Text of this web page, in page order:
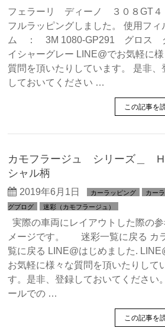
フェラーリ ディーノ ３０８GT
フルラッピングしました。 使用フィ
ム ： 3M 1080-GP291 グロス
イシャーグレー LINE@でお気軽に
質問を頂いたりしています。 是非、
しておいてください …
この記事を
カモフラージュ シリーズ＿
シャル柄
2019年6月1日 カーラッピング
カー
グブログ
迷彩（カモフラージュ）
実際の車両にレイアウトした際の参
メージです。 迷彩一覧に戻る カ
覧に戻る LINE@はじめました.
お気軽に様々な質問を頂いたりして
す。是非、登録しておいてください
ールでの …
この記事を